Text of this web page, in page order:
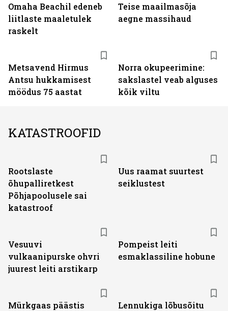
Omaha Beachil edeneb
liitlaste maaletulek
raskelt
Teise maailmasõja
aegne massihaud
Metsavend Hirmus
Antsu hukkamisest
möödus 75 aastat
Norra okupeerimine:
sakslastel veab alguses
kõik viltu
KATASTROOFID
Rootslaste
õhupalliretkest
Põhjapoolusele sai
katastroof
Uus raamat suurtest
seiklustest
Vesuuvi
vulkaanipurske ohvri
juurest leiti arstikarp
Pompeist leiti
esmaklassiline hobune
Mürkgaas päästis
Lennukiga lõbusõitu